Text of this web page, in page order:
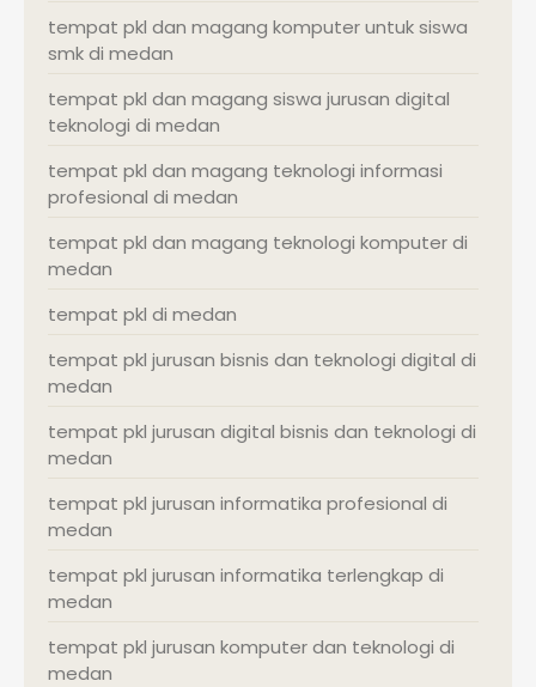
tempat pkl dan magang komputer untuk siswa
smk di medan
tempat pkl dan magang siswa jurusan digital
teknologi di medan
tempat pkl dan magang teknologi informasi
profesional di medan
tempat pkl dan magang teknologi komputer di
medan
tempat pkl di medan
tempat pkl jurusan bisnis dan teknologi digital di
medan
tempat pkl jurusan digital bisnis dan teknologi di
medan
tempat pkl jurusan informatika profesional di
medan
tempat pkl jurusan informatika terlengkap di
medan
tempat pkl jurusan komputer dan teknologi di
medan